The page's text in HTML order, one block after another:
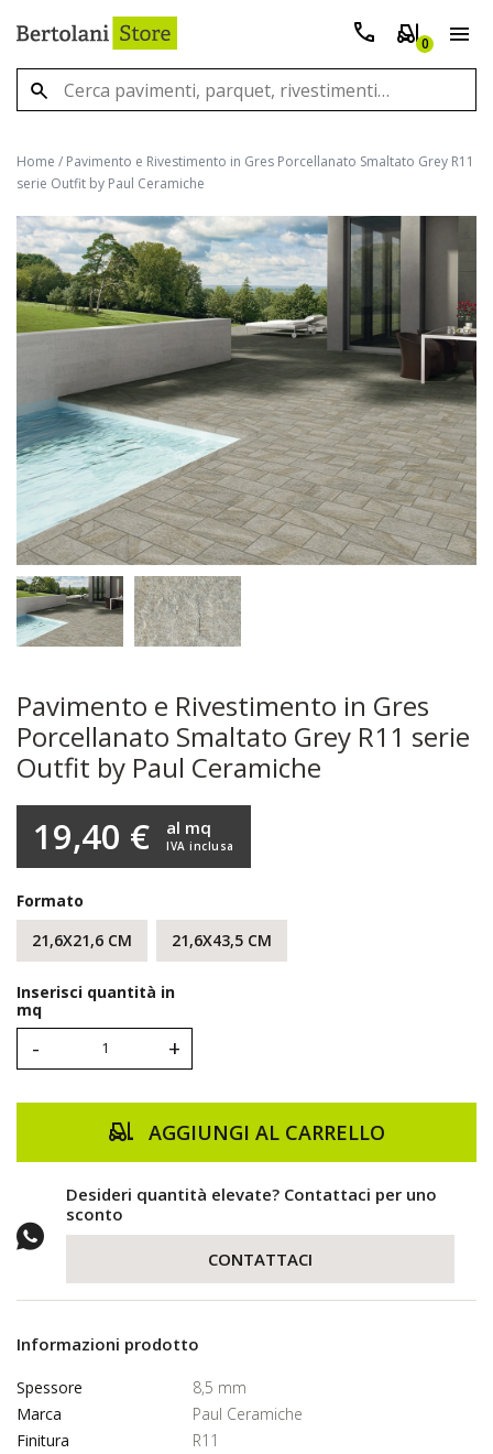
0
Home / Pavimento e Rivestimento in Gres Porcellanato Smaltato Grey R11
serie Outfit by Paul Ceramiche
Pavimento e Rivestimento in Gres
Porcellanato Smaltato Grey R11 serie
Outfit by Paul Ceramiche
19,40 € IVA inclusa
al mq
Formato
21,6X21,6 CM
21,6X43,5 CM
Inserisci quantità in
mq
- +
AGGIUNGI AL CARRELLO
Desideri quantità elevate? Contattaci per uno
sconto
CONTATTACI
Informazioni prodotto
Spessore
8,5 mm
Marca
Paul Ceramiche
Finitura
R11